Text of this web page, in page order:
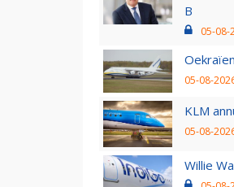
B
05-08-
05-08-
KLM
05-08-
Willie